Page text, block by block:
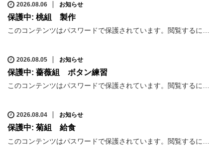
2026.08.06 お知らせ
保護中: 桃組 製作
このコンテンツはパスワードで保護されています。閲覧するに…
2026.08.05 お知らせ
保護中: 薔薇組 ボタン練習
このコンテンツはパスワードで保護されています。閲覧するに…
2026.08.04 お知らせ
保護中: 菊組 給食
このコンテンツはパスワードで保護されています。閲覧するに…